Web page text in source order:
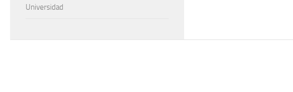
Universidad